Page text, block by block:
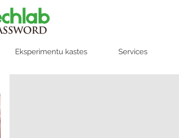
Eksperimentu kastes Services